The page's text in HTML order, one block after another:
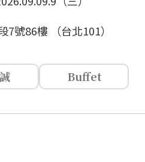
號86樓 （台北101）
Buffet